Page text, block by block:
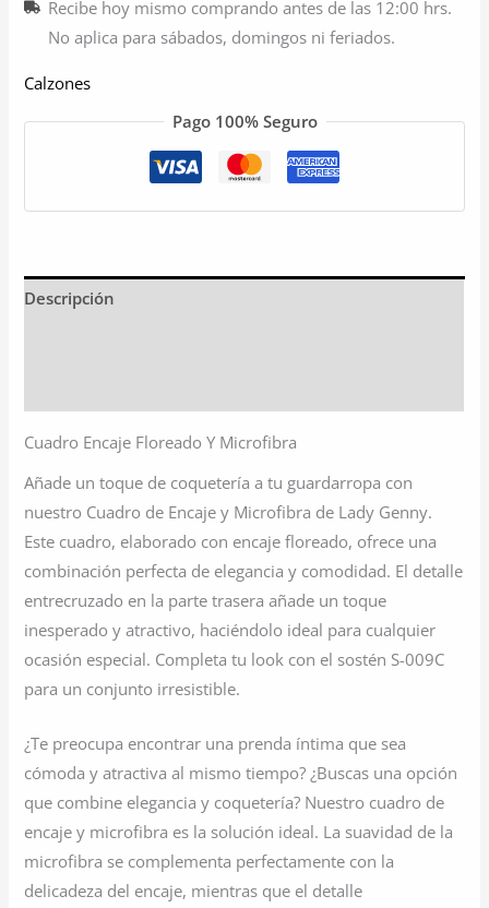
Recibe hoy mismo comprando antes de las 12:00 hrs.
No aplica para sábados, domingos ni feriados.
Calzones
Pago 100% Seguro
Descripción
Cuadro Encaje Floreado Y Microfibra
Añade un toque de coquetería a tu guardarropa con
nuestro Cuadro de Encaje y Microfibra de Lady Genny.
Este cuadro, elaborado con encaje floreado, ofrece una
combinación perfecta de elegancia y comodidad. El detalle
entrecruzado en la parte trasera añade un toque
inesperado y atractivo, haciéndolo ideal para cualquier
ocasión especial. Completa tu look con el sostén S-009C
para un conjunto irresistible.
¿Te preocupa encontrar una prenda íntima que sea
cómoda y atractiva al mismo tiempo? ¿Buscas una opción
que combine elegancia y coquetería? Nuestro cuadro de
encaje y microfibra es la solución ideal. La suavidad de la
microfibra se complementa perfectamente con la
delicadeza del encaje, mientras que el detalle